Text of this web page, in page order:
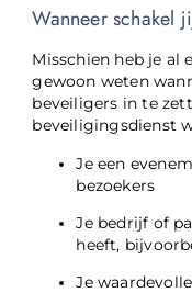
Wanneer schakel
Misschien heb je al
gewoon weten
beveiligers in te
beveiligingsdienst
Je een
bezoekers
Je bedrijf of
heeft,
Je